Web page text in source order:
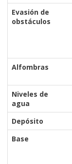
tecnología,
móviles,
ordenadores,
comparativas,
trucos y
El Grupo
Informático
(CC) 2006-
2026.Algunos
derechos
Evasión de
obstáculos
Alfombras
Niveles de
agua
Depósito
Base